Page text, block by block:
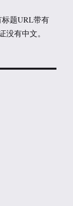
标题URL带有
没有中文。